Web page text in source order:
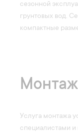
сезонной
грунтовых вод.
компактные
Монтаж
Услуга монтажа
специалистами